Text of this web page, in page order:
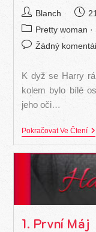
Autor
příspěvku
Blanch
Rubriky
příspěvku
Pretty woman
Komentáře
příspěvku
Žádný
K dyž se Harry
kolem bylo bílé
jeho oči…
Pokračovat Ve Čtení2.
1. První Máj